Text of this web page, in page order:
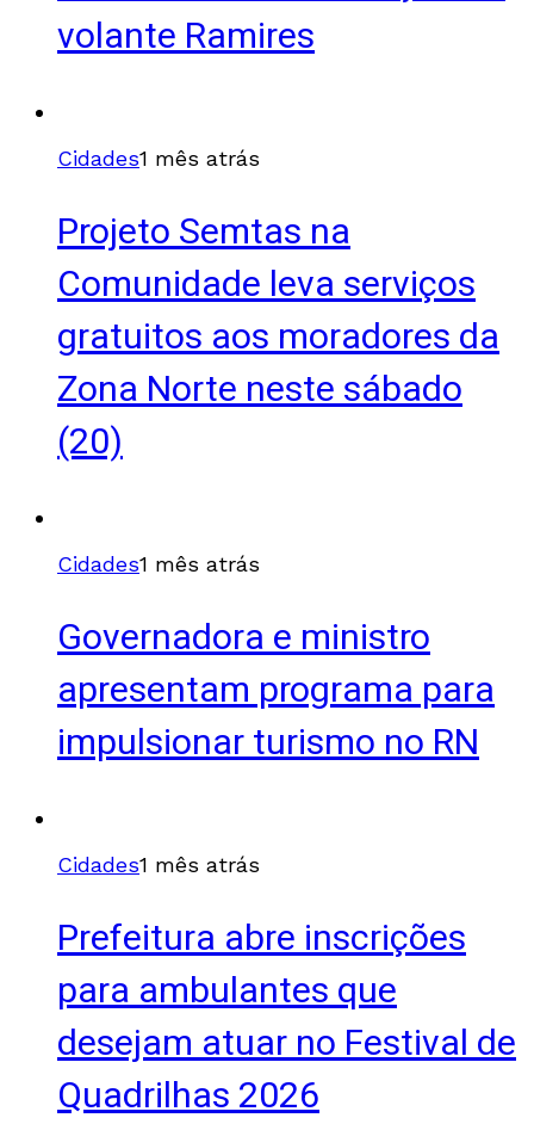
volante Ramires
Cidades1 mês atrás
Projeto Semtas na
Comunidade leva serviços
gratuitos aos moradores da
Zona Norte neste sábado
(20)
Cidades1 mês atrás
Governadora e ministro
apresentam programa para
impulsionar turismo no RN
Cidades1 mês atrás
Prefeitura abre inscrições
para ambulantes que
desejam atuar no Festival de
Quadrilhas 2026